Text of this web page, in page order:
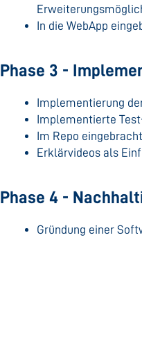
In die WebApp
Phase 3 -
Implementierung
Implementierte
Im Repo
Erklärvideos als
Phase 4 -
Gründung einer